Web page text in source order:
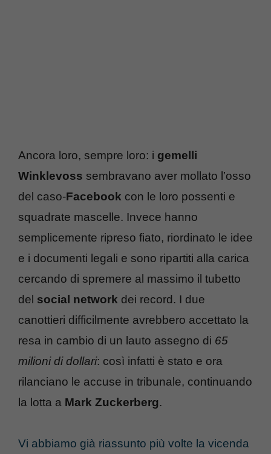
Ancora loro, sempre loro: i gemelli
Winklevoss sembravano aver mollato l’osso
del caso-Facebook con le loro possenti e
squadrate mascelle. Invece hanno
semplicemente ripreso fiato, riordinato le idee
e i documenti legali e sono ripartiti alla carica
cercando di spremere al massimo il tubetto
del social network dei record. I due
canottieri difficilmente avrebbero accettato la
resa in cambio di un lauto assegno di 65
milioni di dollari: così infatti è stato e ora
rilanciano le accuse in tribunale, continuando
la lotta a Mark Zuckerberg.
Vi abbiamo già riassunto più volte la vicenda